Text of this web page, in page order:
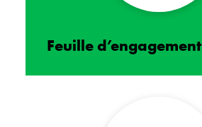
Feuille d’engagement